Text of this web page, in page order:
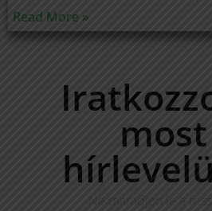
Read More »
Ne maradjon le a